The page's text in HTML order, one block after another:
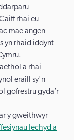
rhai eu
mae angen
yn rhaid iddynt
a rhai
eraill sy'n
gofrestru gyda’r
y gweithwyr
Iechyd a